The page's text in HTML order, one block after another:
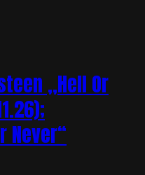
„Hell Or
Never“